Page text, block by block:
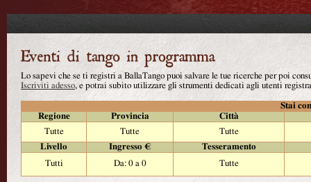
Lo sapevi che se ti registri a BallaTango puoi salvare le tue ricerche per poi
Iscriviti adesso, e potrai subito utilizzare gli strumenti dedicati agli utenti
Stai
Regione
Provincia
Città
Tutte
Tutte
Tutte
Livello
Ingresso €
Tesseramento
Tutti
Da: 0 a 0 Tutte